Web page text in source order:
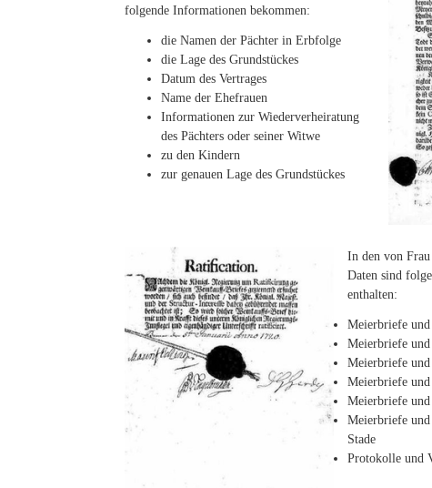
folgende Informationen bekommen:
die Namen der Pächter in Erbfolge
die Lage des Grundstückes
Datum des Vertrages
Name der Ehefrauen
Informationen zur Wiederverheiratung
des Pächters oder seiner Witwe
zu den Kindern
zur genauen Lage des Grundstückes
In den von Frau
Daten sind
enthalten:
Meierbriefe
Meierbriefe und
Meierbriefe
Meierbriefe
Meierbriefe und
Meierbriefe
Stade
Protokolle und